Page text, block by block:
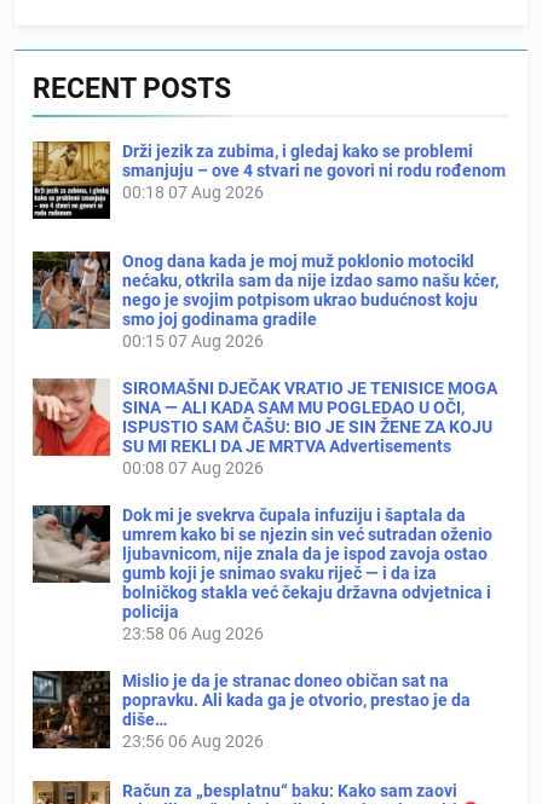
RECENT POSTS
Drži jezik za zubima, i gledaj kako se problemi
smanjuju – ove 4 stvari ne govori ni rodu rođenom
00:18 07 Aug 2026
Onog dana kada je moj muž poklonio motocikl
nećaku, otkrila sam da nije izdao samo našu kćer,
nego je svojim potpisom ukrao budućnost koju
smo joj godinama gradile
00:1507 Aug 2026
SIROMAŠNI DJEČAK VRATIO JE TENISICE MOGA
SINA — ALI KADA SAM MU POGLEDAO U OČI,
ISPUSTIO SAM ČAŠU: BIO JE SIN ŽENE ZA KOJU
SU MI REKLI DA JE MRTVA Advertisements
00:08 07 Aug 2026
Dok mi je svekrva čupala infuziju i šaptala da
umrem kako bi se njezin sin već sutradan oženio
ljubavnicom, nije znala da je ispod zavoja ostao
gumb koji je snimao svaku riječ — i da iza
bolničkog stakla već čekaju državna odvjetnica i
policija
23:58 06 Aug 2026
Mislio je da je stranac doneo običan sat na
popravku. Ali kada ga je otvorio, prestao je da
diše…
23:56 06 Aug 2026
Račun za „besplatnu“ baku: Kako sam zaovi